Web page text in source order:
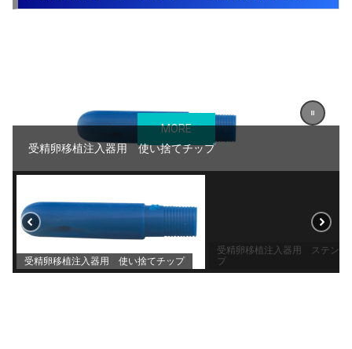
MORE
受精卵移植注入器用 使い捨てチップ
受精卵移植注入器用 使い捨てチップ
受精卵移植注入器用 ステンレ
プ